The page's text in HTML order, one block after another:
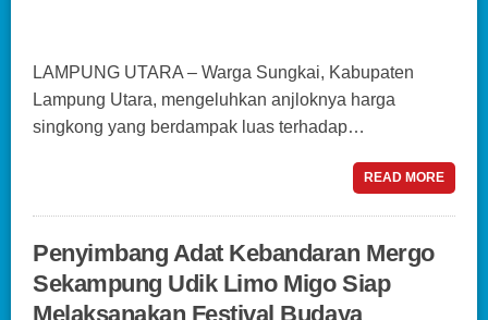
LAMPUNG UTARA – Warga Sungkai, Kabupaten
Lampung Utara, mengeluhkan anjloknya harga
singkong yang berdampak luas terhadap…
READ MORE
Penyimbang Adat Kebandaran Mergo
Sekampung Udik Limo Migo Siap
Melaksanakan Festival Budaya